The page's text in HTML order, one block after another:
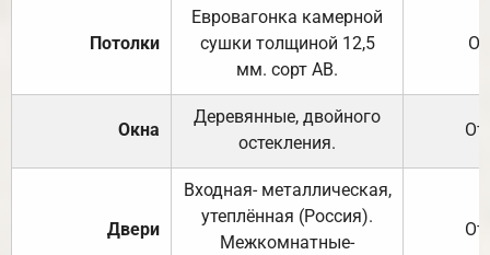
Потолки
Евровагонка камерной
сушки толщиной 12,5
мм. сорт АВ.
Окна
Деревянные, двойного
остекления.
Двери
Входная- металлическая,
утеплённая (Россия).
Межкомнатные-